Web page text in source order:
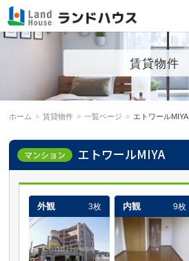
福岡早良区の賃貸物件・売買
物件 | ランドハウス
賃貸物件
ホーム » 賃貸物件 » 一覧ページ » エトワールMIYA
マンション エトワールMIYA
外観 3枚 内観 9枚